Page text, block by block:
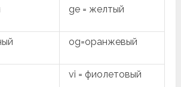
ge = желтый
og=оранжевый
vi = фиолетовый